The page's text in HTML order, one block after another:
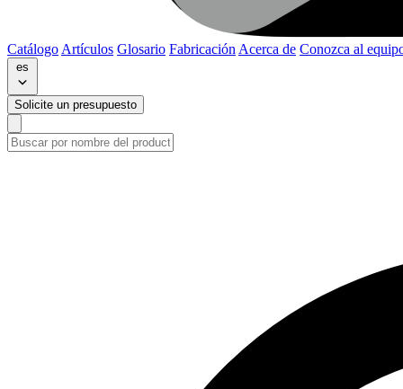
Catálogo Artículos Glosario Fabricación Acerca de Conozca al
es
Solicite un presupuesto